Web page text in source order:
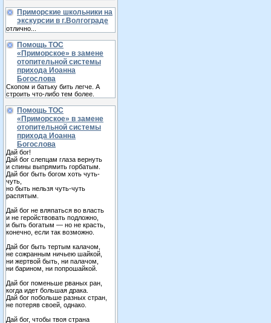
Приморские школьники на
экскурсии в г.Волгограде
отлично...
Помощь ТОС
«Приморское» в замене
отопительной системы
прихода Иоанна
Богослова
Скопом и батьку бить легче. А
строить что-либо тем более.
Помощь ТОС
«Приморское» в замене
отопительной системы
прихода Иоанна
Богослова
Дай бог!
Дай бог слепцам глаза вернуть
и спины выпрямить горбатым.
Дай бог быть богом хоть чуть-
чуть,
но быть нельзя чуть-чуть
распятым.
Дай бог не вляпаться во власть
и не геройствовать подложно,
и быть богатым — но не красть,
конечно, если так возможно.
Дай бог быть тертым калачом,
не сожранным ничьею шайкой,
ни жертвой быть, ни палачом,
ни барином, ни попрошайкой.
Дай бог поменьше рваных ран,
когда идет большая драка.
Дай бог побольше разных стран,
не потеряв своей, однако.
Дай бог, чтобы твоя страна